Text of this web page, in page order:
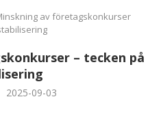
av företagskonkurser
– tecken på
2025-09-03